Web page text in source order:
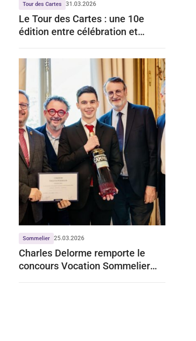
Tour des Cartes 31.03.2026
Le Tour des Cartes : une 10e
édition entre célébration et
Sommelier 25.03.2026
Charles Delorme remporte le
concours Vocation Sommelier